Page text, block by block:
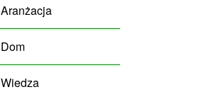
Aranżacja
Dom
Wiedza